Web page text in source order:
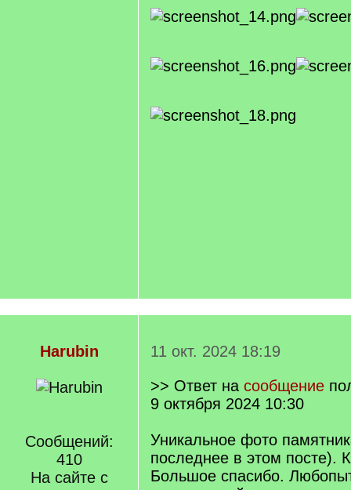
Harubin
Сообщений:
410
На сайте с
11 окт. 2024 18:19
>> Ответ на сообщение
9 октября 2024 10:30
Уникальное фото
последнее в этом посте).
Большое спасибо.